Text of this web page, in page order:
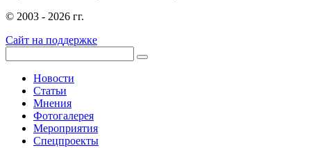
© 2003 - 2026 гг.
Сайт на поддержке
Новости
Статьи
Мнения
Фотогалерея
Мероприятия
Спецпроекты